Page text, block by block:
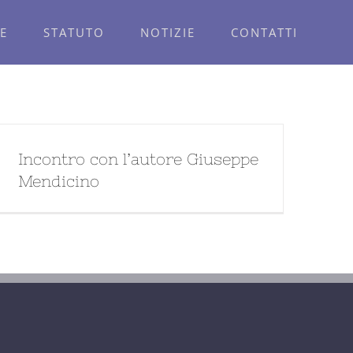
STATUTO NOTIZIE CONTATTI
Incontro con l’autore Giuseppe
Mendicino